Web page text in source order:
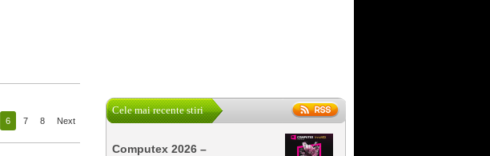
6 7 8 Next
Cele mai recente stiri
Computex 2026 –